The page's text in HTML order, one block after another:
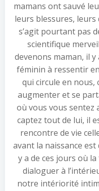
mamans ont sauvé
leurs blessures,
s’agit pourtant pas
scientifique
devenons maman, il
féminin à ressentir
qui circule en nous,
augmenter et se
où vous vous
captez tout de lui, il
rencontre de vie
avant la naissance
y a de ces jours où
dialoguer à
notre intériorité